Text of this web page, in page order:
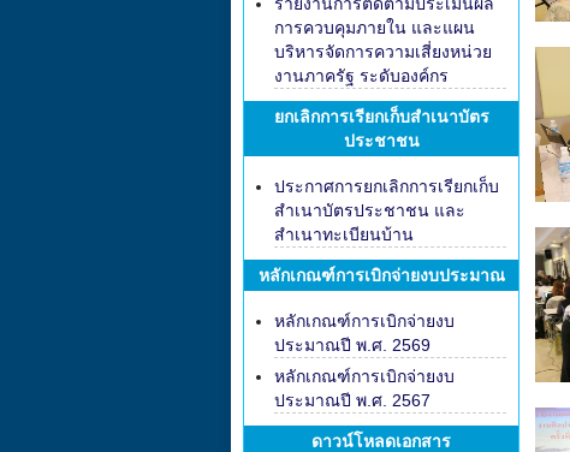
การควบคุมภายใน และแผน
บริหารจัดการความเสี่ยงหน่วย
งานภาครัฐ ระดับองค์กร
ยกเลิกการเรียกเก็บสำเนาบัตร
ประชาชน
ประกาศการยกเลิกการเรียกเก็บ
สำเนาบัตรประชาชน และ
สำเนาทะเบียนบ้าน
หลักเกณฑ์การเบิกจ่ายงบประมาณ
หลักเกณฑ์การเบิกจ่ายงบ
ประมาณปี พ.ศ. 2569
หลักเกณฑ์การเบิกจ่ายงบ
ประมาณปี พ.ศ. 2567
ดาวน์โหลดเอกสาร